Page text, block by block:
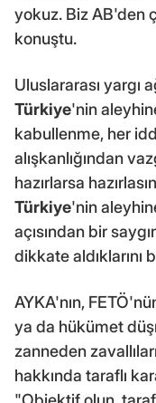
yokuz. Biz AB'den
konuştu.
Uluslararası yargı
Türkiye'nin
kabullenme, her
alışkanlığından
hazırlarsa
Türkiye'nin
açısından bir
dikkate aldıklarını
AYKA'nın,
ya da hükümet
zanneden
hakkında taraflı